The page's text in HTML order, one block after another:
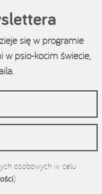
się w programie
w psio-kocim świecie,
osobowych w celu
)